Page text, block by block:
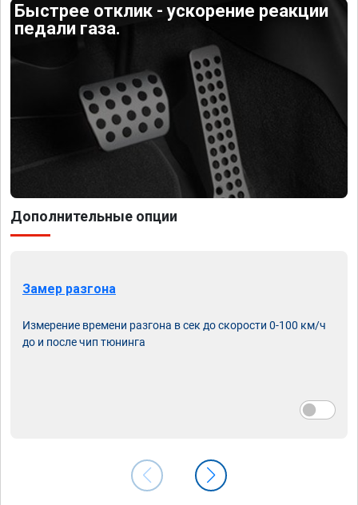
Быстрее отклик - ускорение реакции
педали газа.
Дополнительные опции
Замер разгона
Измерение времени разгона в сек до скорости 0-100 км/ч
до и после чип тюнинга